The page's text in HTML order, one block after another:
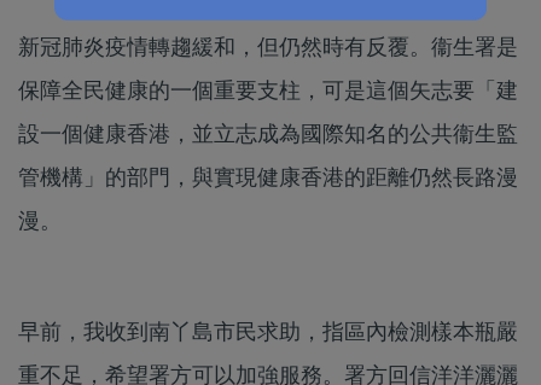
新冠肺炎疫情轉趨緩和，但仍然時有反覆。衞生署是
保障全民健康的一個重要支柱，可是這個矢志要「建
設一個健康香港，並立志成為國際知名的公共衞生監
管機構」的部門，與實現健康香港的距離仍然長路漫
漫。
早前，我收到南丫島市民求助，指區內檢測樣本瓶嚴
重不足，希望署方可以加強服務。署方回信洋洋灑灑